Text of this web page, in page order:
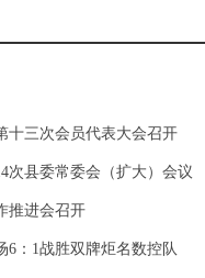
十三次会员代表大会召开
次县委常委会（扩大）会议
推进会召开
6：1战胜双牌炬名数控队